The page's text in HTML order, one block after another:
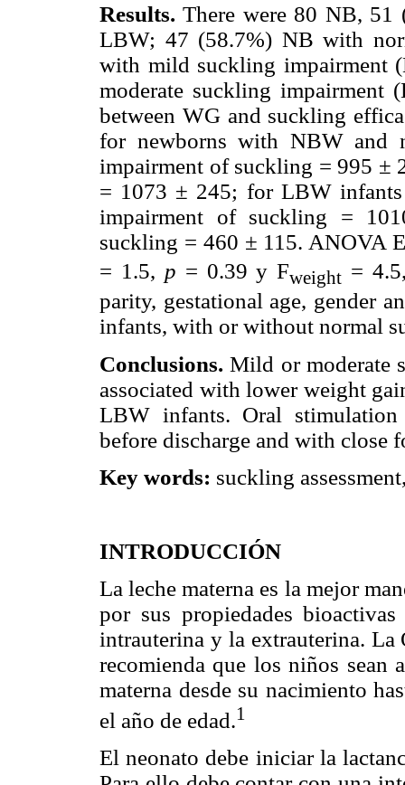
Results. There were 80 NB,
LBW; 47 (58.7%) NB with
with mild suckling impairment
moderate suckling impairment
between WG and suckling
for newborns with NBW and
impairment of suckling = 995 ±
= 1073 ± 245; for LBW
impairment of suckling =
suckling = 460 ± 115. ANOVA
= 1.5, p = 0.39 y Fweight =
parity, gestational age, gender
infants, with or without normal
Conclusions. Mild or moderate
associated with lower weight
LBW infants. Oral
before discharge and with close
Key words: suckling
INTRODUCCIÓN
La leche materna es la mejor
por sus propiedades
intrauterina y la extrauterina.
recomienda que los niños sean
materna desde su nacimiento
el año de edad.1
El neonato debe iniciar la